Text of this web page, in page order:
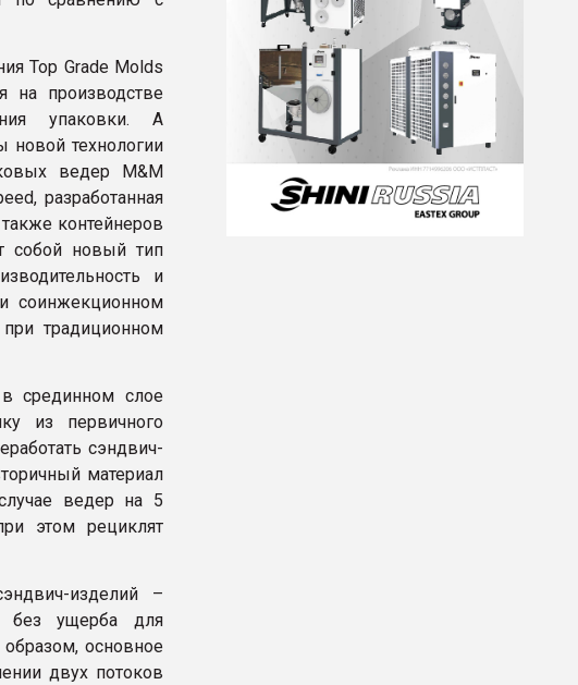
Top Grade Molds
на производстве
упаковки. А
технологии
ведер M&M
разработанная
контейнеров
собой новый тип
и
соинжекционном
традиционном
в срединном слое
из первичного
сэндвич-
материал
ведер на 5
этом рециклят
изделий –
без ущерба для
образом, основное
двух потоков